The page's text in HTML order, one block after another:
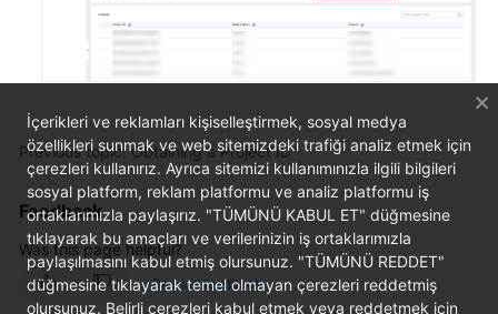
Guide
SQL
Syntax
Reference
API
Reference
Previous topic: Obtaining a Project ID
Feedback
Was this page helpful?
Provide feedback
İçerikleri ve reklamları kişiselleştirmek, sosyal medya
özellikleri sunmak ve web sitemizdeki trafiği analiz etmek için
çerezleri kullanırız. Ayrıca sitemizi kullanımınızla ilgili bilgileri
sosyal platform, reklam platformu ve analiz platformu iş
ortaklarımızla paylaşırız. "TÜMÜNÜ KABUL ET" düğmesine
tıklayarak bu amaçları ve verilerinizin iş ortaklarımızla
paylaşılmasını kabul etmiş olursunuz. "TÜMÜNÜ REDDET"
düğmesine tıklayarak temel olmayan çerezleri reddetmiş
olursunuz. Belirli çerezleri kabul etmek veya reddetmek için